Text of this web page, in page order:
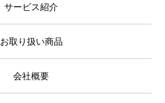
サービス紹介
お取り扱い商品
会社概要